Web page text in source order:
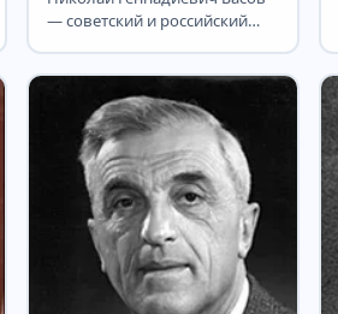
— советский и российский